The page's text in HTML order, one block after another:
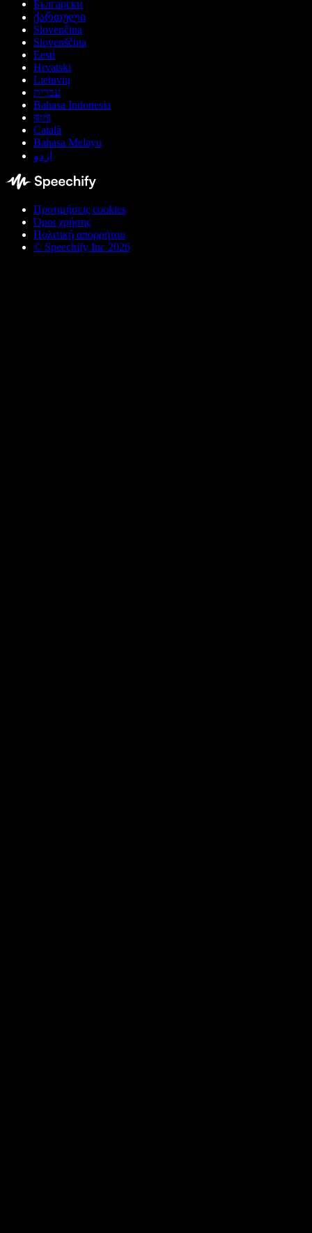
Български
ქართული
Slovenčina
Slovenščina
Eesti
Hrvatski
Lietuvių
עברית
Bahasa Indonesia
বাংলা
Català
Bahasa Melayu
اردو
Προτιμήσεις cookies
Όροι χρήσης
Πολιτική απορρήτου
© Speechify Inc 2026